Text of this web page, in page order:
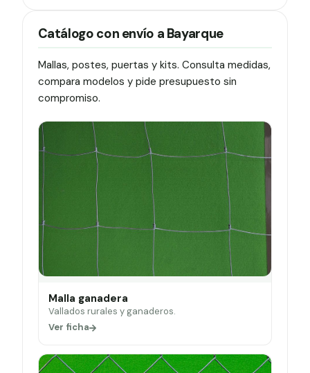
Catálogo con envío a Bayarque
Mallas, postes, puertas y kits. Consulta medidas,
compara modelos y pide presupuesto sin
compromiso.
Malla ganadera
Vallados rurales y ganaderos.
Ver ficha